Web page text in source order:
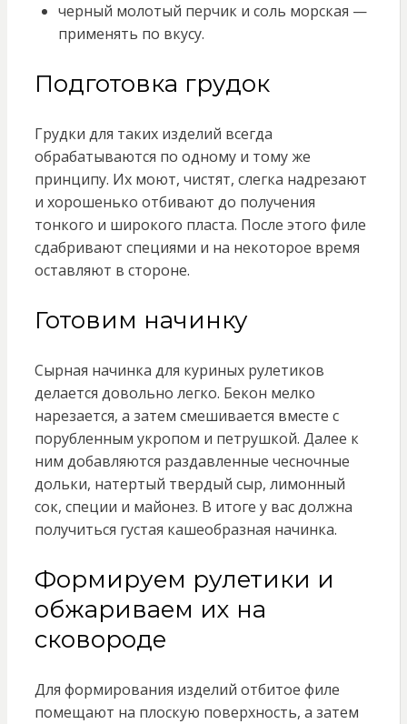
черный молотый перчик и соль морская —
применять по вкусу.
Подготовка грудок
Грудки для таких изделий всегда
обрабатываются по одному и тому же
принципу. Их моют, чистят, слегка надрезают
и хорошенько отбивают до получения
тонкого и широкого пласта. После этого филе
сдабривают специями и на некоторое время
оставляют в стороне.
Готовим начинку
Сырная начинка для куриных рулетиков
делается довольно легко. Бекон мелко
нарезается, а затем смешивается вместе с
порубленным укропом и петрушкой. Далее к
ним добавляются раздавленные чесночные
дольки, натертый твердый сыр, лимонный
сок, специи и майонез. В итоге у вас должна
получиться густая кашеобразная начинка.
Формируем рулетики и
обжариваем их на
сковороде
Для формирования изделий отбитое филе
помещают на плоскую поверхность, а затем